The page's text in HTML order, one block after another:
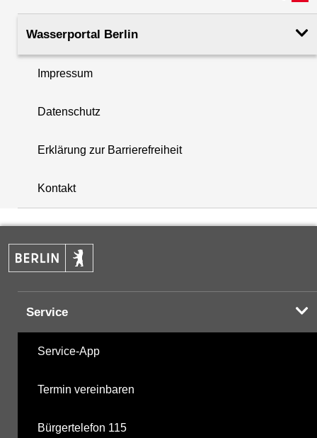
+
−
Wasserportal Berlin
Impressum
Datenschutz
Erklärung zur Barrierefreiheit
Kontakt
Service
Service-App
Termin vereinbaren
Bürgertelefon 115